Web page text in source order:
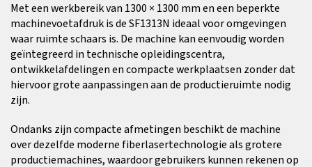
Met een werkbereik van 1300 × 1300 mm en een beperkte
machinevoetafdruk is de SF1313N ideaal voor omgevingen
waar ruimte schaars is. De machine kan eenvoudig worden
geïntegreerd in technische opleidingscentra,
ontwikkelafdelingen en compacte werkplaatsen zonder dat
hiervoor grote aanpassingen aan de productieruimte nodig
zijn.
Ondanks zijn compacte afmetingen beschikt de machine
over dezelfde moderne fiberlasertechnologie als grotere
productiemachines, waardoor gebruikers kunnen rekenen op